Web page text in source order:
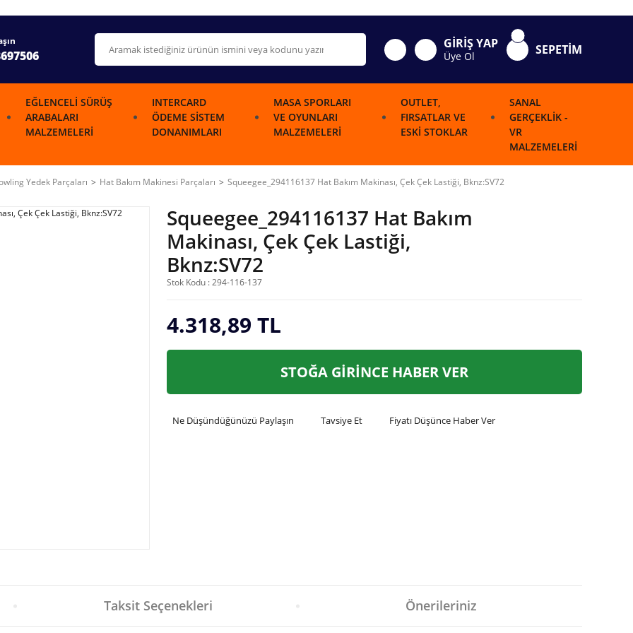
GİRİŞ YAP
Üye Ol SEPETİM
EĞLENCELI SÜRÜŞ
ARABALARI
MALZEMELERI
INTERCARD
ÖDEME SISTEM
DONANIMLARI
MASA SPORLARI
VE OYUNLARI
MALZEMELERI
OUTLET,
FIRSATLAR VE
ESKI STOKLAR
SANAL
GERÇEKLIK -
VR
MALZEMELERI
Yedek Parçaları Hat Bakım Makinesi Parçaları Squeegee_294116137 Hat Bakım Makinası, Çek Çek Lastiği, Bknz:SV72
Squeegee_294116137 Hat Bakım
Makinası, Çek Çek Lastiği,
Bknz:SV72
Stok Kodu : 294-116-137
4.318,89 TL
STOĞA GİRİNCE HABER VER
Ne Düşündüğünüzü Paylaşın Tavsiye Et Fiyatı Düşünce Haber Ver
Taksit Seçenekleri Önerileriniz